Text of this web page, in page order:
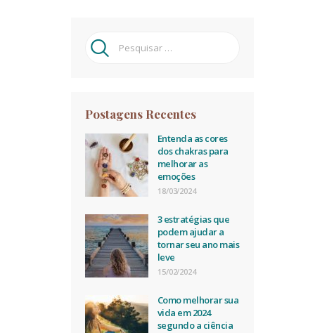
Pesquisar
por:
Postagens Recentes
Entenda as cores
dos chakras para
melhorar as
emoções
18/03/2024
3 estratégias que
podem ajudar a
tornar seu ano mais
leve
15/02/2024
Como melhorar sua
vida em 2024
segundo a ciência